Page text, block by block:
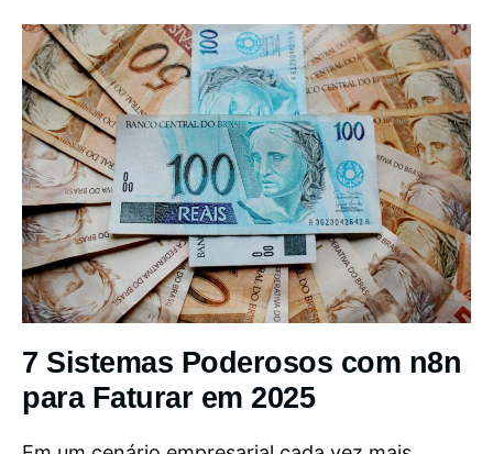
7 Sistemas Poderosos com n8n
para Faturar em 2025